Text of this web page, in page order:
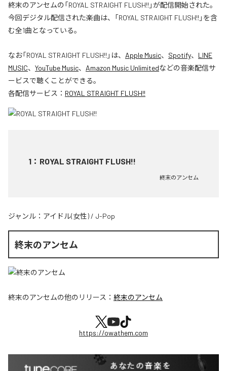
終末のアンセムの「ROYAL STRAIGHT FLUSH!!」が配信開始された。
今回デジタル配信された楽曲は、「ROYAL STRAIGHT FLUSH!!」を含
む全1曲となっている。
なお「ROYAL STRAIGHT FLUSH!! 」は、 Apple Music、 Spotify、 LINE
MUSIC、 YouTube Music、 Amazon Music Unlimitedなどの音楽配信サ
ービスで聴くことができる。
各配信サービス： ROYAL STRAIGHT FLUSH!!
1 ： ROYAL STRAIGHT FLUSH!!
終末のアンセム
ジャンル： アイドル(女性) / J-Pop
終末のアンセム
終末のアンセムの他のリリース： 終末のアンセム
https://owathem.com